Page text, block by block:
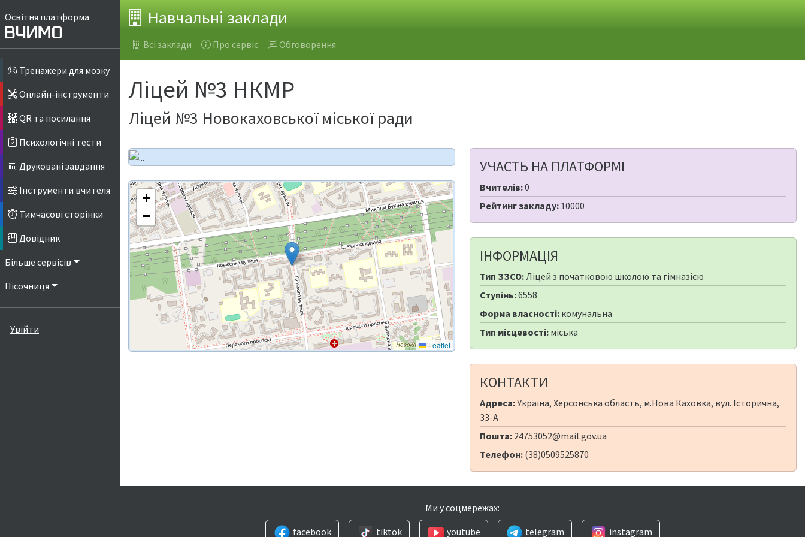
Освітня платформа
Тренажери для мозку
Онлайн-інструменти
QR та посилання
Психологічні тести
Друковані завдання
Інструменти вчителя
Тимчасові сторінки
Довідник
Більше сервісів
Пісочниця
Увійти
Навчальні заклади
Всі заклади Про сервіс Обговорення
Ліцей №3 НКМР
Ліцей №3 Новокаховської міської ради
+
−
Leaflet
УЧАСТЬ НА ПЛАТФОРМІ
Вчителів:0
Рейтинг закладу: 10000
ІНФОРМАЦІЯ
Тип ЗЗСО:Ліцей з початковою школою та гімназією
Ступінь:6558
Форма власності: комунальна
Тип місцевості: міська
КОНТАКТИ
Адреса:Україна, Херсонська область, м.Нова Каховка, вул. Історична,
33-А
Пошта: 24753052@mail.gov.ua
Телефон: (38)0509525870
Ми у соцмережах:
facebook
tiktok youtube telegram instagram